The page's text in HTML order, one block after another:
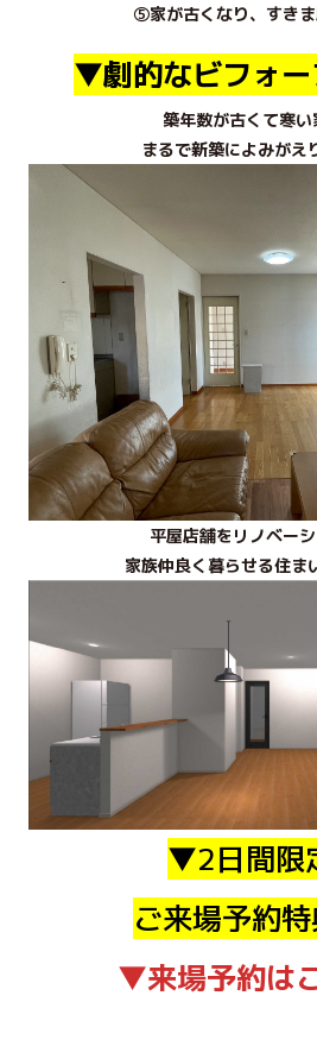
⑤家が古くなり、すき
▼劇的なビフォ
築年数が古くて寒い
まるで新築によみがえ
平屋店舗をリノベーシ
家族仲良く暮らせる住ま
▼2日間限
ご来場予約特
▼来場予約は